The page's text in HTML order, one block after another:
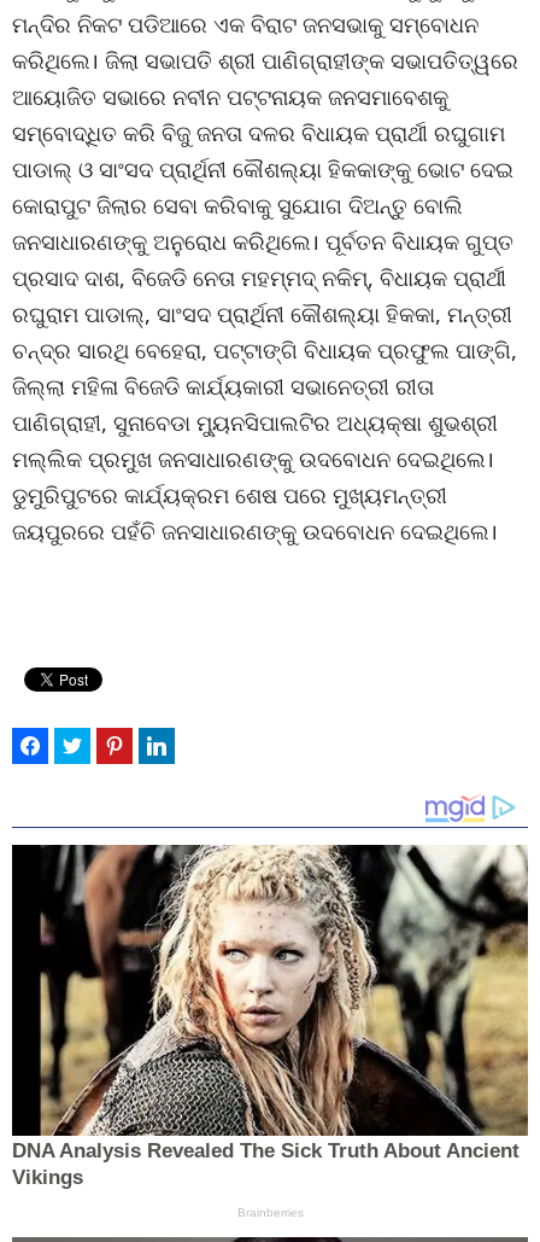
ମନ୍ଦିର ନିକଟ ପଡିଆରେ ଏକ ବିରାଟ ଜନସଭାକୁ ସମ୍ବୋଧନ
କରିଥିଲେ। ଜିଲା ସଭାପତି ଶ୍ରୀ ପାଣିଗ୍ରାହୀଙ୍କ ସଭାପତିତ୍ୱରେ
ଆୟୋଜିତ ସଭାରେ ନବୀନ ପଟ୍ଟନାୟକ ଜନସମାବେଶକୁ
ସମ୍ବୋଦ୍ଧିତ କରି ବିଜୁ ଜନତା ଦଳର ବିଧାୟକ ପ୍ରାର୍ଥୀ ରଘୁଗାମ
ପାଡାଲ୍ ଓ ସାଂସଦ ପ୍ରାର୍ଥିନୀ କୌଶଲ୍ୟା ହିକକାଙ୍କୁ ଭୋଟ ଦେଇ
କୋରାପୁଟ ଜିଲାର ସେବା କରିବାକୁ ସୁଯୋଗ ଦିଅନ୍ତୁ ବୋଲି
ଜନସାଧାରଣଙ୍କୁ ଅନୁରୋଧ କରିଥିଲେ। ପୂର୍ବତନ ବିଧାୟକ ଗୁପ୍ତ
ପ୍ରସାଦ ଦାଶ, ବିଜେଡି ନେତା ମହମ୍ମଦ୍ ନକିମ୍, ବିଧାୟକ ପ୍ରାର୍ଥୀ
ରଘୁରାମ ପାଡାଲ୍, ସାଂସଦ ପ୍ରାର୍ଥିନୀ କୌଶଲ୍ୟା ହିକକା, ମନ୍ତ୍ରୀ
ଚନ୍ଦ୍ର ସାରଥି ବେହେରା, ପଟ୍ଟାଙ୍ଗି ବିଧାୟକ ପ୍ରଫୁଲ ପାଙ୍ଗି,
ଜିଲ୍ଲା ମହିଳା ବିଜେଡି କାର୍ଯ୍ୟକାରୀ ସଭାନେତ୍ରୀ ରୀତା
ପାଣିଗ୍ରାହୀ, ସୁନାବେଡା ମ୍ୟୁନସିପାଲଟିର ଅଧ୍ୟକ୍ଷା ଶୁଭଶ୍ରୀ
ମଲ୍ଲିକ ପ୍ରମୁଖ ଜନସାଧାରଣଙ୍କୁ ଉଦବୋଧନ ଦେଇଥିଲେ।
ଡୁମୁରିପୁଟରେ କାର୍ଯ୍ୟକ୍ରମ ଶେଷ ପରେ ମୁଖ୍ୟମନ୍ତ୍ରୀ
ଜୟପୁରରେ ପହଁଚି ଜନସାଧାରଣଙ୍କୁ ଉଦବୋଧନ ଦେଇଥିଲେ।